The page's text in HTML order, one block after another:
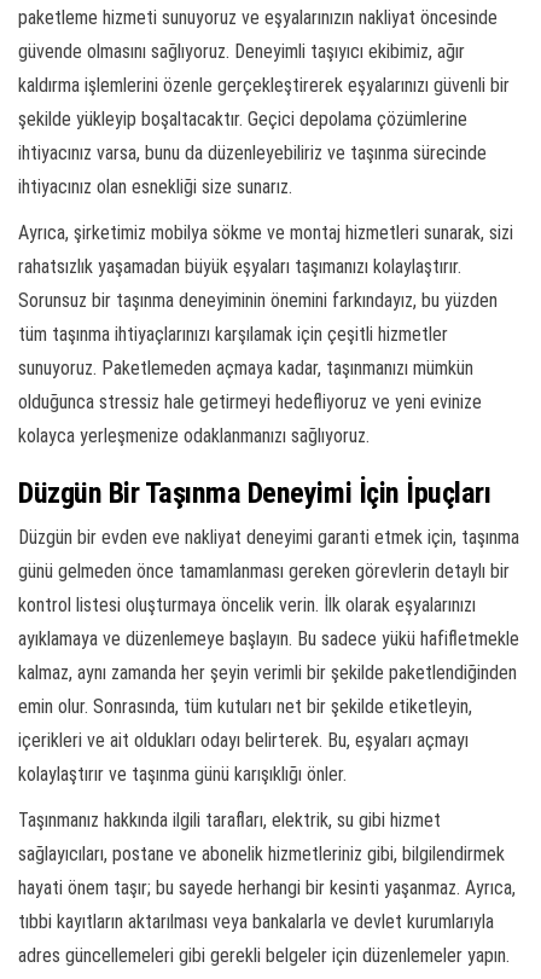
paketleme hizmeti sunuyoruz ve eşyalarınızın nakliyat öncesinde
güvende olmasını sağlıyoruz. Deneyimli taşıyıcı ekibimiz, ağır
kaldırma işlemlerini özenle gerçekleştirerek eşyalarınızı güvenli bir
şekilde yükleyip boşaltacaktır. Geçici depolama çözümlerine
ihtiyacınız varsa, bunu da düzenleyebiliriz ve taşınma sürecinde
ihtiyacınız olan esnekliği size sunarız.
Ayrıca, şirketimiz mobilya sökme ve montaj hizmetleri sunarak, sizi
rahatsızlık yaşamadan büyük eşyaları taşımanızı kolaylaştırır.
Sorunsuz bir taşınma deneyiminin önemini farkındayız, bu yüzden
tüm taşınma ihtiyaçlarınızı karşılamak için çeşitli hizmetler
sunuyoruz. Paketlemeden açmaya kadar, taşınmanızı mümkün
olduğunca stressiz hale getirmeyi hedefliyoruz ve yeni evinize
kolayca yerleşmenize odaklanmanızı sağlıyoruz.
Düzgün Bir Taşınma Deneyimi İçin İpuçları
Düzgün bir evden eve nakliyat deneyimi garanti etmek için, taşınma
günü gelmeden önce tamamlanması gereken görevlerin detaylı bir
kontrol listesi oluşturmaya öncelik verin. İlk olarak eşyalarınızı
ayıklamaya ve düzenlemeye başlayın. Bu sadece yükü hafifletmekle
kalmaz, aynı zamanda her şeyin verimli bir şekilde paketlendiğinden
emin olur. Sonrasında, tüm kutuları net bir şekilde etiketleyin,
içerikleri ve ait oldukları odayı belirterek. Bu, eşyaları açmayı
kolaylaştırır ve taşınma günü karışıklığı önler.
Taşınmanız hakkında ilgili tarafları, elektrik, su gibi hizmet
sağlayıcıları, postane ve abonelik hizmetleriniz gibi, bilgilendirmek
hayati önem taşır; bu sayede herhangi bir kesinti yaşanmaz. Ayrıca,
tıbbi kayıtların aktarılması veya bankalarla ve devlet kurumlarıyla
adres güncellemeleri gibi gerekli belgeler için düzenlemeler yapın.